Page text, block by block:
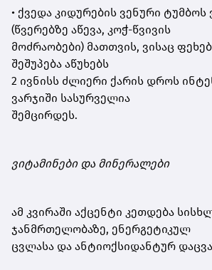
• ქვედა კიდურების ვენური ტუმბოს
(წვერებზე აწევა, კოჭ-წვივის
მოძრაობები) მათთვის, ვისაც
შეშუპება აწუხებს
2 ივნისს ძლიერი ქარის დროს
ვარჯიში სასურველია
შემცირდეს.
ვიტამინები და მინერალები
ამ კვირაში აქცენტი კეთდება
ჯანმრთელობაზე, ენერგეტიკულ
ცვლასა და ანტიოქსიდანტურ